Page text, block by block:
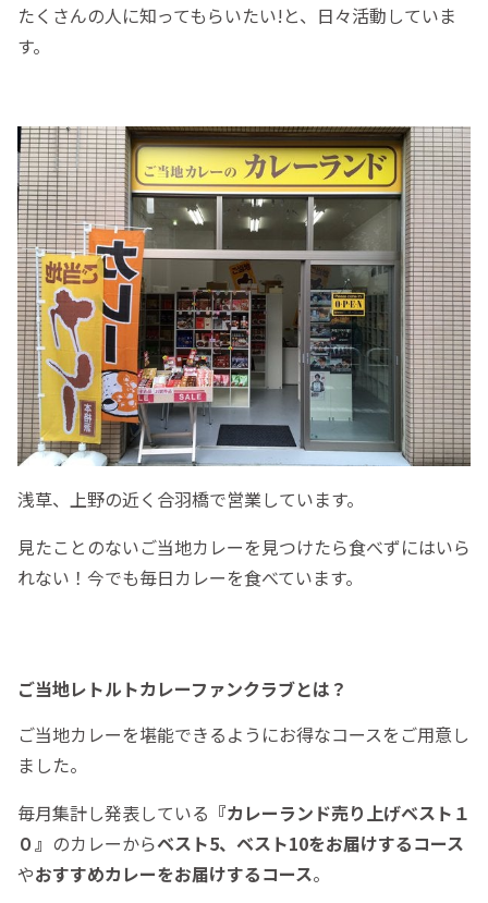
たくさんの人に知ってもらいたい!と、日々活動していま
す。
浅草、上野の近く合羽橋で営業しています。
見たことのないご当地カレーを見つけたら食べずにはいら
れない！今でも毎日カレーを食べています。
ご当地レトルトカレーファンクラブとは？
ご当地カレーを堪能できるようにお得なコースをご用意し
ました。
毎月集計し発表している 『カレーランド売り上げベスト１
０』 のカレーからベスト5、ベスト10をお届けするコース
やおすすめカレーをお届けするコース。